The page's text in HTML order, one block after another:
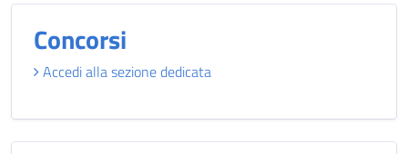
Concorsi
Accedi alla sezione dedicata